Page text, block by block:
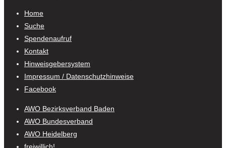
Home
Suche
Spendenaufruf
Kontakt
Hinweisgebersystem
Impressum / Datenschutzhinweise
Facebook
AWO Bezirksverband Baden
AWO Bundesverband
AWO Heidelberg